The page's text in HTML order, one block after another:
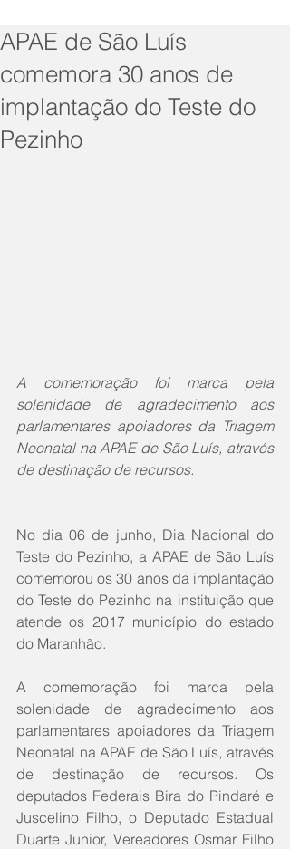
APAE de São Luís
comemora 30 anos de
implantação do Teste do
Pezinho
A comemoração foi marca pela
solenidade de agradecimento aos
parlamentares apoiadores da Triagem
Neonatal na APAE de São Luís, através
de destinação de recursos.
No dia 06 de junho, Dia Nacional do
Teste do Pezinho, a APAE de São Luís
comemorou os 30 anos da implantação
do Teste do Pezinho na instituição que
atende os 2017 município do estado
do Maranhão.
A comemoração foi marca pela
solenidade de agradecimento aos
parlamentares apoiadores da Triagem
Neonatal na APAE de São Luís, através
de destinação de recursos. Os
deputados Federais Bira do Pindaré e
Juscelino Filho, o Deputado Estadual
Duarte Junior, Vereadores Osmar Filho